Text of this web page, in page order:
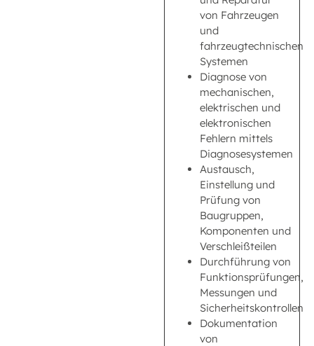
von Fahrzeugen
und
fahrzeugtechnischen
Systemen
Diagnose von
mechanischen,
elektrischen und
elektronischen
Fehlern mittels
Diagnosesystemen
Austausch,
Einstellung und
Prüfung von
Baugruppen,
Komponenten und
Verschleißteilen
Durchführung von
Funktionsprüfungen,
Messungen und
Sicherheitskontrollen
Dokumentation
von